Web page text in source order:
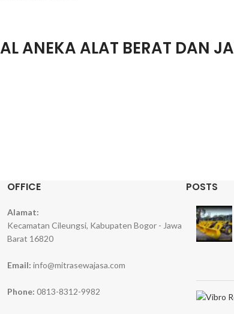
ANEKA ALAT BERAT DAN
OFFICE
Alamat:
Kecamatan Cileungsi, Kabupaten Bogor - Jawa
Barat 16820
Email: info@mitrasewajasa.com
Phone: 0813-8312-9982
POSTS